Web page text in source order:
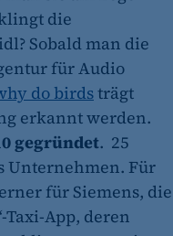
die
Sobald man die
für Audio
do birdsträgt
erkannt werden.
gegründet. 25
Unternehmen. Für
für Siemens, die
Taxi-App, deren